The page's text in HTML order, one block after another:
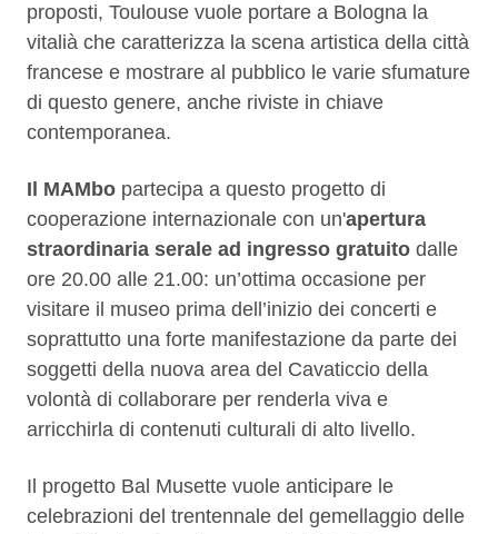
proposti, Toulouse vuole portare a Bologna la
vitalià che caratterizza la scena artistica della città
francese e mostrare al pubblico le varie sfumature
di questo genere, anche riviste in chiave
contemporanea.
Il MAMbo partecipa a questo progetto di
cooperazione internazionale con un'apertura
straordinaria serale ad ingresso gratuito dalle
ore 20.00 alle 21.00: un’ottima occasione per
visitare il museo prima dell’inizio dei concerti e
soprattutto una forte manifestazione da parte dei
soggetti della nuova area del Cavaticcio della
volontà di collaborare per renderla viva e
arricchirla di contenuti culturali di alto livello.
Il progetto Bal Musette vuole anticipare le
celebrazioni del trentennale del gemellaggio delle